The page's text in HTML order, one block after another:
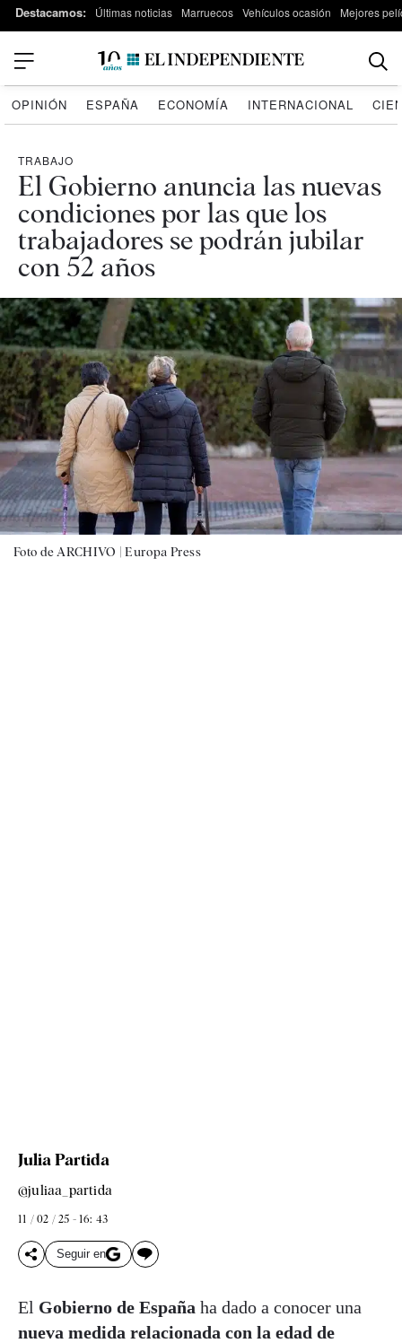
Destacamos: Últimas noticias Marruecos Vehículos ocasión Mejores
OPINIÓN ESPAÑA ECONOMÍA INTERNACIONAL
TRABAJO
El Gobierno anuncia las nuevas
condiciones por las que los
trabajadores se podrán jubilar
con 52 años
Foto de ARCHIVO |Europa Press
Julia Partida
@juliaa_partida
11 / 02 / 25 - 16: 43
Seguir en
El Gobierno de España ha dado a conocer una
nueva medida relacionada con la edad de